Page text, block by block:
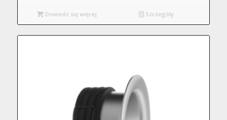
Dowiedz się więcej Szczegóły